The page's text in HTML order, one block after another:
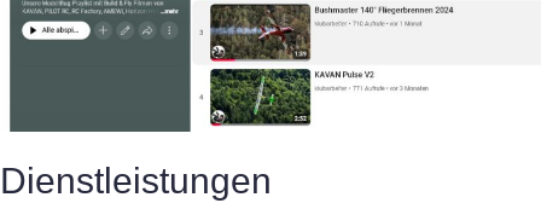
Dienstleistungen